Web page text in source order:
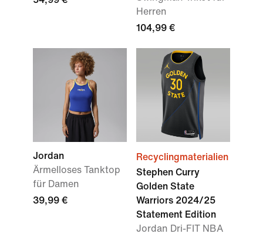
Herren
104,99 €
Jordan
Ärmelloses Tanktop
für Damen
39,99 €
Recyclingmaterialien
Stephen Curry
Golden State
Warriors 2024/25
Statement Edition
Jordan Dri-FIT NBA